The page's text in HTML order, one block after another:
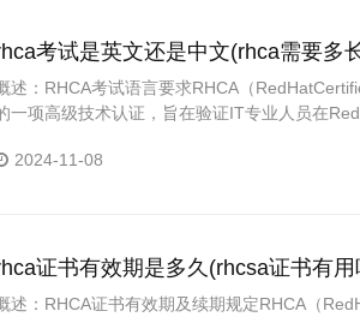
考试是英文还是中文(rhca需要多
述：RHCA考试语言要求RHCA（
一项高级技术认证，旨在验证IT专业人员在
……
2024-11-08
证书有效期是多久(rhcsa证书有用
述：RHCA证书有效期及续期规定RHCA（